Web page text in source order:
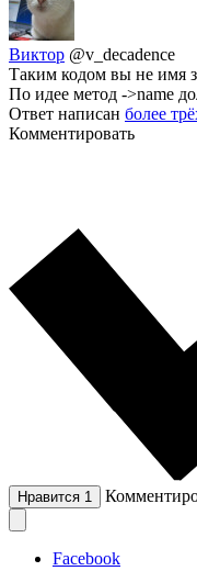
Виктор @v_decadence
Таким кодом вы не имя
По идее метод ->name
Ответ написан более
Комментировать
Нравится 1
Facebook